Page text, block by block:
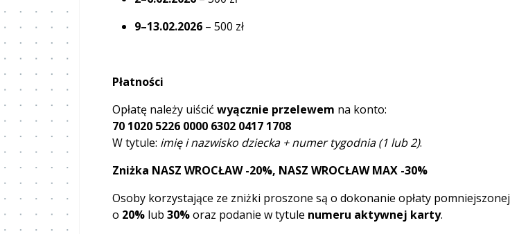
9–13.02.2026 – 500 zł
Płatności
Opłatę należy uiścić wyącznie przelewem na konto:
70 1020 5226 0000 6302 0417 1708
W tytule: imię i nazwisko dziecka + numer tygodnia (1 lub 2).
Zniżka NASZ WROCŁAW -20%, NASZ WROCŁAW MAX -30%
Osoby korzystające ze zniżki proszone są o dokonanie opłaty pomniejszonej
o 20% lub 30%oraz podanie w tytule numeru aktywnej karty.